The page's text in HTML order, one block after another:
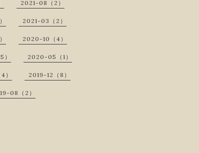
2021-08（2）
2021-03（2）
2020-10（4）
2020-05（1）
） 2019-12（8）
08（2）